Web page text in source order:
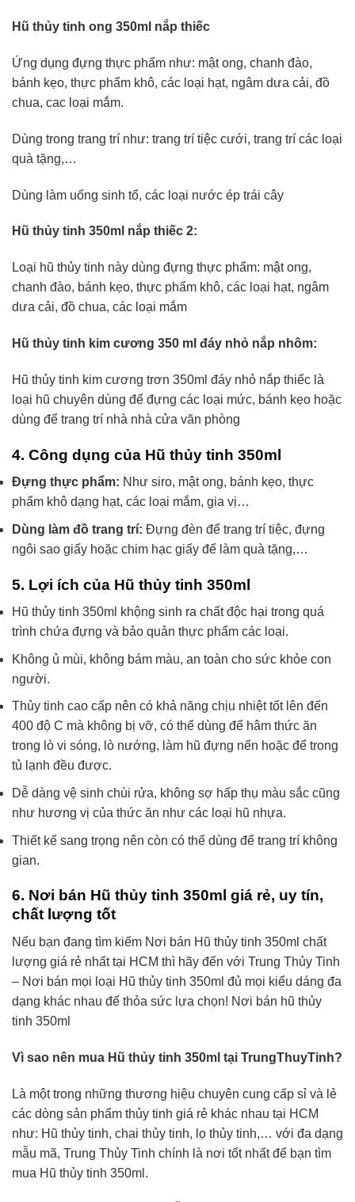
Hũ thủy tinh ong 350ml nắp thiếc
Ứng dụng đựng thực phẩm như: mật ong, chanh đào,
bánh kẹo, thực phẩm khô, các loại hạt, ngâm dưa cải, đồ
chua, cac loại mắm.
Dùng trong trang trí như: trang trí tiệc cưới, trang trí các loại
quà tặng,…
Dùng làm uống sinh tố, các loại nước ép trái cây
Hũ thủy tinh 350ml nắp thiếc 2:
Loại hũ thủy tinh này dùng đựng thực phẩm: mật ong,
chanh đào, bánh kẹo, thực phẩm khô, các loại hạt, ngâm
dưa cải, đồ chua, các loại mắm
Hũ thủy tinh kim cương 350 ml đáy nhỏ nắp nhôm:
Hũ thủy tinh kim cương trơn 350ml đáy nhỏ nắp thiếc là
loại hũ chuyên dùng để đựng các loại mức, bánh kẹo hoặc
dùng để trang trí nhà nhà cửa văn phòng
4. Công dụng của Hũ thủy tinh 350ml
Đựng thực phẩm: Như siro, mật ong, bánh kẹo, thực
phẩm khô dạng hạt, các loại mắm, gia vị…
Dùng làm đồ trang trí: Đựng đèn để trang trí tiệc, đựng
ngôi sao giấy hoặc chim hạc giấy để làm quà tặng,…
5. Lợi ích của Hũ thủy tinh 350ml
Hũ thủy tinh 350ml khộng sinh ra chất độc hại trong quá
trình chứa đựng và bảo quản thực phẩm các loại.
Không ủ mùi, không bám màu, an toàn cho sức khỏe con
người.
Thủy tinh cao cấp nên có khả năng chịu nhiệt tốt lên đến
400 độ C mà không bị vỡ, có thể dùng để hâm thức ăn
trong lò vi sóng, lò nướng, làm hũ đựng nến hoặc để trong
tủ lạnh đều được.
Dễ dàng vệ sinh chùi rửa, không sợ hấp thụ màu sắc cũng
như hương vị của thức ăn như các loại hũ nhựa.
Thiết kế sang trọng nên còn có thể dùng để trang trí không
gian.
6. Nơi bán Hũ thủy tinh 350ml giá rẻ, uy tín,
chất lượng tốt
Nếu bạn đang tìm kiếm Nơi bán Hũ thủy tinh 350ml chất
lượng giá rẻ nhất tại HCM thì hãy đến với Trung Thủy Tinh
– Nơi bán mọi loại Hũ thủy tinh 350ml đủ mọi kiểu dáng đa
dạng khác nhau để thỏa sức lựa chọn! Nơi bán hũ thủy
tinh 350ml
Vì sao nên mua Hũ thủy tinh 350ml tại TrungThuyTinh?
Là một trong những thương hiệu chuyên cung cấp sỉ và lẻ
các dòng sản phẩm thủy tinh giá rẻ khác nhau tại HCM
như: Hũ thủy tinh, chai thủy tinh, lọ thủy tinh,… với đa dạng
mẫu mã, Trung Thủy Tinh chính là nơi tốt nhất để bạn tìm
mua Hũ thủy tinh 350ml.